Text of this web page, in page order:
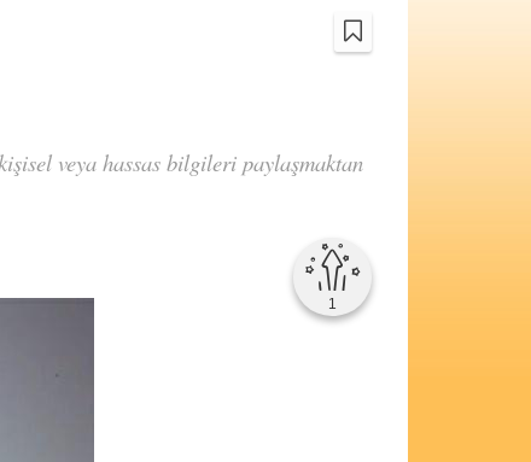
veya hassas bilgileri paylaşmaktan
1